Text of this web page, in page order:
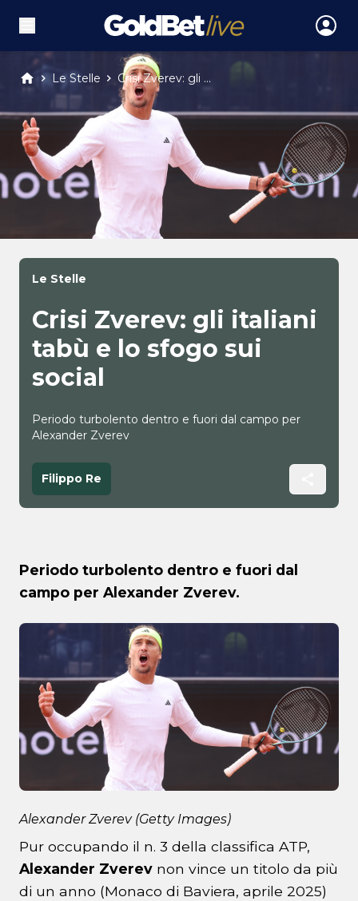
Le Stelle Crisi Zverev: gli ...
Le Stelle
Crisi Zverev: gli italiani
tabù e lo sfogo sui
social
Periodo turbolento dentro e fuori dal campo per
Alexander Zverev
Filippo Re
Periodo turbolento dentro e fuori dal
campo per Alexander Zverev.
Alexander Zverev (Getty Images)
Pur occupando il n. 3 della classifica ATP,
Alexander Zverev non vince un titolo da più
di un anno (Monaco di Baviera, aprile 2025)